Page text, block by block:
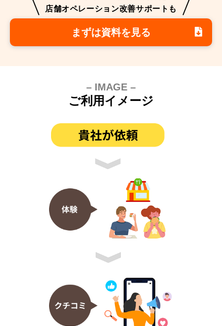
店舗オペレーション改善サポートも
まずは資料を見る
– IMAGE –
ご利用イメージ